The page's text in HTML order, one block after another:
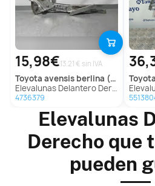
15,98€13.21 € sin IVA
toyota avensis berlina (t25)
Elevalunas Delantero Derecho Para Toyota Avensis Berlina
4736379
toyota
Elevalunas
Elevalunas
Derecho que
pueden